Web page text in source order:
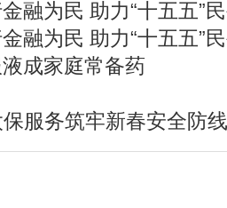
融为民 助力“十五五”
融为民 助力“十五五”
成家庭常备药
保服务筑牢新春安全防线